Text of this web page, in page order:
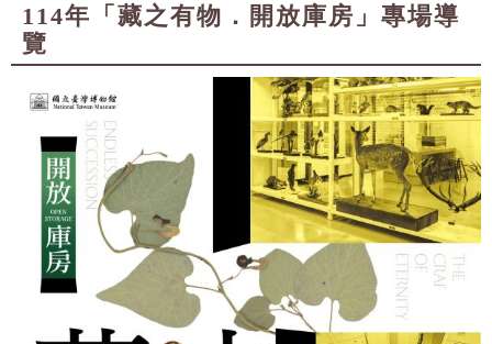
114年「藏之有物．開放庫房」專場導
覽